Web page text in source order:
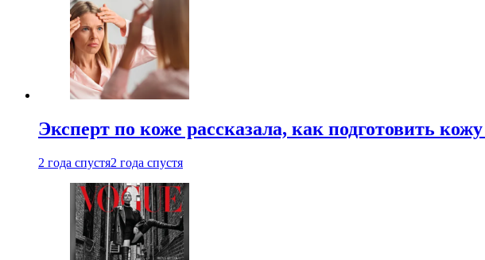
Эксперт по коже рассказала, как подготовить
2 года спустя2 года спустя